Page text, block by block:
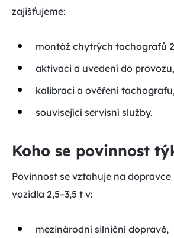
zajišťujeme:
montáž chytrých tachografů
aktivaci a uvedení do provozu,
kalibraci a ověření tachografu,
související servisní služby.
Koho se povinnost
Povinnost se vztahuje na
vozidla 2,5–3,5 t v:
mezinárodní silniční dopravě,